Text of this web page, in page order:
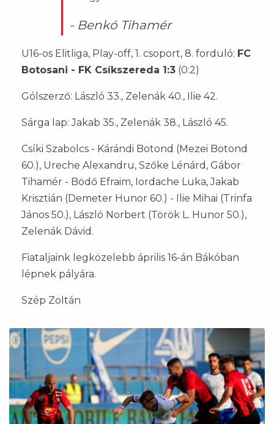
- Benkó Tihamér
U16-os Elitliga, Play-off, 1. csoport, 8. forduló: FC
Botosani - FK Csíkszereda 1:3 (0:2)
Gólszerző: László 33., Zelenák 40., Ilie 42.
Sárga lap: Jakab 35., Zelenák 38., László 45.
Csíki Szabolcs - Kárándi Botond (Mezei Botond
60.), Ureche Alexandru, Szőke Lénárd, Gábor
Tihamér - Bödő Efraim, Iordache Luka, Jakab
Krisztián (Demeter Hunor 60.) - Ilie Mihai (Trinfa
János 50.), László Norbert (Török L. Hunor 50.),
Zelenák Dávid.
Fiataljaink legközelebb április 16-án Bákóban
lépnek pályára.
Szép Zoltán